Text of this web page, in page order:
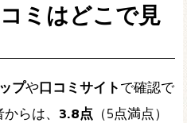
ミはどこで見
プや口コミサイト で確認で
らは、 3.8点 （5点満点）